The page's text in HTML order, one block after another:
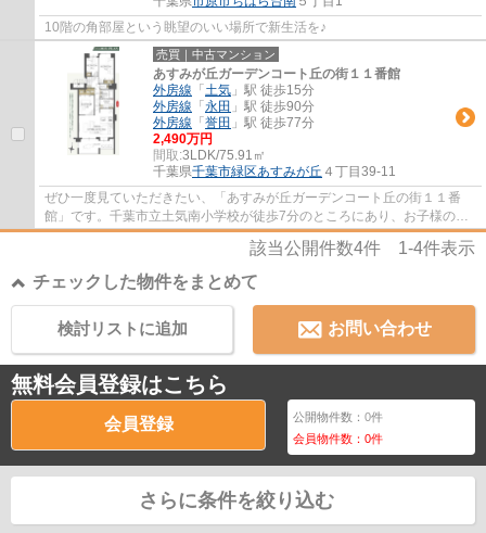
10階の角部屋という眺望のいい場所で新生活を♪
売買｜中古マンション
あすみが丘ガーデンコート丘の街１１番館
外房線 「 土気 」駅 徒歩15分
外房線 「 永田 」駅 徒歩90分
外房線 「 誉田 」駅 徒歩77分
2,490万円
間取:3LDK/75.91㎡
千葉県千葉市緑区あすみが丘 ４丁目39-11
ぜひ一度見ていただきたい、「あすみが丘ガーデンコート丘の街１１番
館」です。千葉市立土気南小学校が徒歩7分のところにあり、お子様の通
学も便利です。バルコニーが付いています。住...
該当公開件数4件 1-4件表示
チェックした物件をまとめて
お問い合わせ
検討リストに追加
無料会員登録はこちら
会員登録 公開物件数：0件
会員物件数：0件
さらに条件を絞り込む